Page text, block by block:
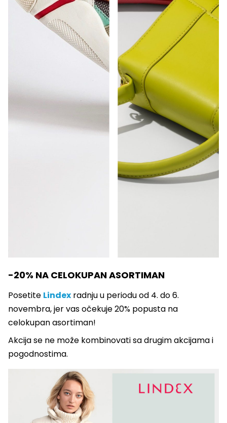
-20% NA CELOKUPAN ASORTIMAN
Posetite Lindex radnju u periodu od 4. do 6.
novembra, jer vas očekuje 20% popusta na
celokupan asortiman!
Akcija se ne može kombinovati sa drugim akcijama i
pogodnostima.